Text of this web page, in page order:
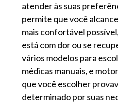
atender às suas
permite que você
mais confortável
está com dor ou se
vários modelos para
médicas manuais, e
que você escolher
determinado por suas